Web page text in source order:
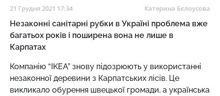
21 Грудня 2021 17:34 Катерина Бєлоусова
Незаконні санітарні рубки в Україні проблема вже
багатьох років і поширена вона не лише в
Карпатах
Компанію “IKEA” знову підозрюють у використанні
незаконної деревини з Карпатських лісів. Це
викликало обурення швецької громади, а українська